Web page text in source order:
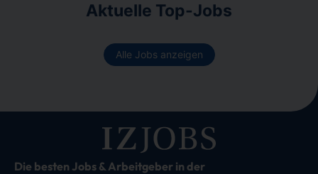
Aktuelle Top-Jobs
Alle Jobs anzeigen
Die besten Jobs & Arbeitgeber in der